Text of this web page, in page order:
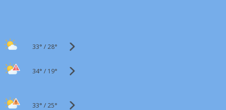
33° /28°
34° / 19°
33° /25°